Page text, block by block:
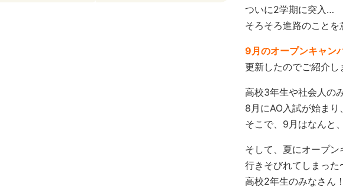
ついに2学期に突入…
そろそろ進路のこと
9月のオープンキャン
更新したのでご紹介し
高校3年生や社会人の
8月にAO入試が始まり
そこで、9月はなんと、
そして、夏にオープン
行きそびれてしまった
高校2年生のみなさん！